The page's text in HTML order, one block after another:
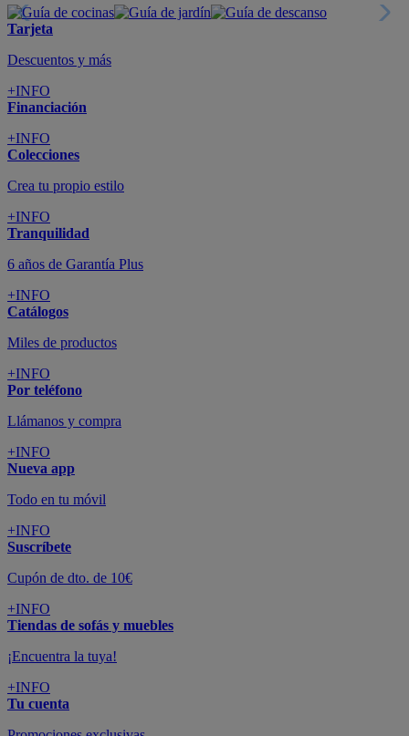
Tarjeta
Descuentos y más
+INFO
Financiación
+INFO
Colecciones
Crea tu propio estilo
+INFO
Tranquilidad
6 años de Garantía Plus
+INFO
Catálogos
Miles de productos
+INFO
Por teléfono
Llámanos y compra
+INFO
Nueva app
Todo en tu móvil
+INFO
Suscríbete
Cupón de dto. de 10€
+INFO
Tiendas de sofás y muebles
¡Encuentra la tuya!
+INFO
Tu cuenta